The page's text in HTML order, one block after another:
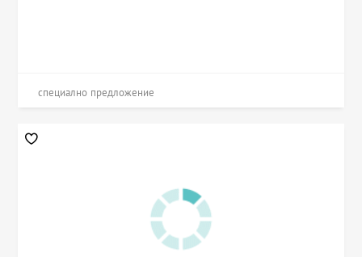
специално предложение